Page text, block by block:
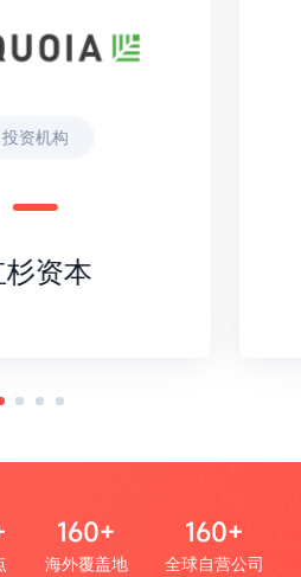
投资机构
资本
160+
海外覆盖地
160+
全球自营公司